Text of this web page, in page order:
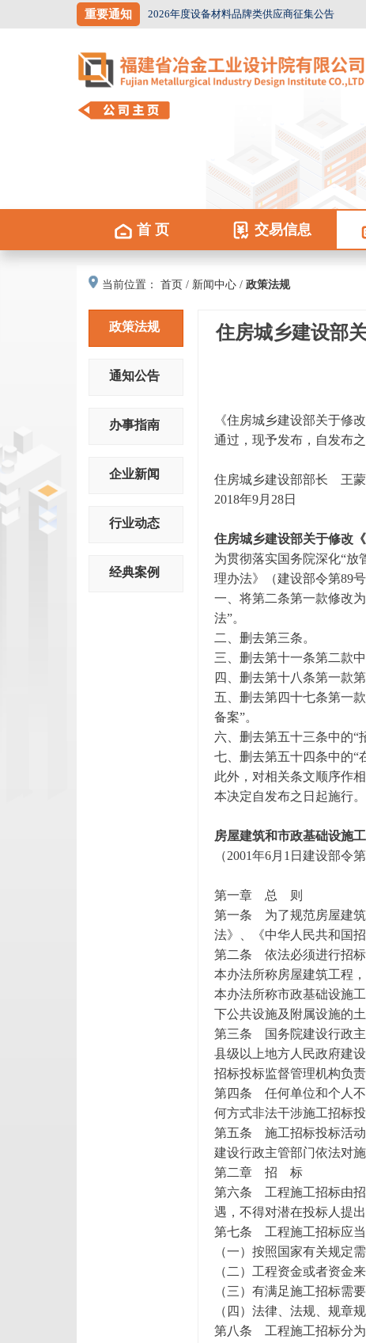
重要通知
首 页 交易信息
当前位置： 首页 / 新闻中心 / 政策法规
政策法规
通知公告
办事指南
企业新闻
行业动态
经典案例
住房城乡建设部
《住房城乡建设部关于修
通过，现予发布，自发布之
住房城乡建设部部长 王
2018年9月28日
住房城乡建设部关于修改
为贯彻落实国务院深化“放
理办法》（建设部令第89
一、将第二条第一款修改
法”。
二、删去第三条。
三、删去第十一条第二款
四、删去第十八条第一款
五、删去第四十七条第一
备案”。
六、删去第五十三条中的“
七、删去第五十四条中的“
此外，对相关条文顺序作相
本决定自发布之日起施行
房屋建筑和市政基础设施
（2001年6月1日建设部令
第一章 总 则
第一条 为了规范房屋建筑
法》、《中华人民共和国
第二条 依法必须进行招标
本办法所称房屋建筑工程
本办法所称市政基础设施
下公共设施及附属设施的
第三条 国务院建设行政主
县级以上地方人民政府建
招标投标监督管理机构负责
第四条 任何单位和个人不
何方式非法干涉施工招标投
第五条 施工招标投标活动
建设行政主管部门依法对
第二章 招 标
第六条 工程施工招标由招
遇，不得对潜在投标人提
第七条 工程施工招标应当
（一）按照国家有关规定
（二）工程资金或者资金
（三）有满足施工招标需
（四）法律、法规、规章
第八条 工程施工招标分为